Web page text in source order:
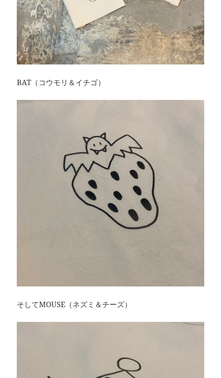
BAT（コウモリ＆イチゴ）
そしてMOUSE（ネズミ＆チーズ）